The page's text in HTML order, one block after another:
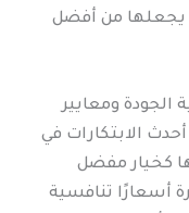
يجعلها من أفضل
الجودة ومعايير
الابتكارات في
كخيار مفضل
أسعارًا تنافسية